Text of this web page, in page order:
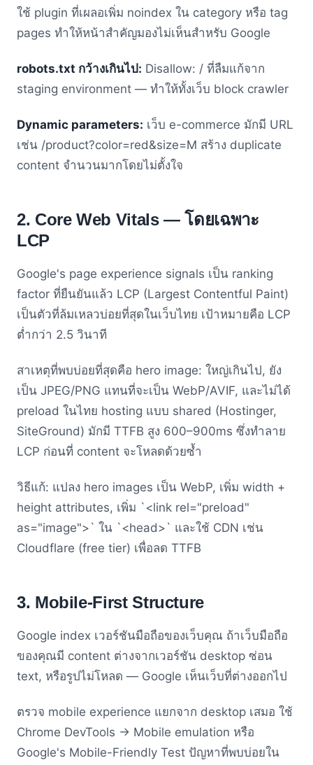
ใช้ plugin ที่เผลอเพิ่ม noindex ใน category หรือ tag
pages ทำให้หน้าสำคัญมองไม่เห็นสำหรับ Google
robots.txt กว้างเกินไป: Disallow: / ที่ลืมแก้จาก
staging environment — ทำให้ทั้งเว็บ block crawler
Dynamic parameters: เว็บ e-commerce มักมี URL
เช่น /product?color=red&size=M สร้าง duplicate
content จำนวนมากโดยไม่ตั้งใจ
2. Core Web Vitals — โดยเฉพาะ
LCP
Google's page experience signals เป็น ranking
factor ที่ยืนยันแล้ว LCP (Largest Contentful Paint)
เป็นตัวที่ล้มเหลวบ่อยที่สุดในเว็บไทย เป้าหมายคือ LCP
ต่ำกว่า 2.5 วินาที
สาเหตุที่พบบ่อยที่สุดคือ hero image: ใหญ่เกินไป, ยัง
เป็น JPEG/PNG แทนที่จะเป็น WebP/AVIF, และไม่ได้
preload ในไทย hosting แบบ shared (Hostinger,
SiteGround) มักมี TTFB สูง 600–900ms ซึ่งทำลาย
LCP ก่อนที่ content จะโหลดด้วยซ้ำ
วิธีแก้: แปลง hero images เป็น WebP, เพิ่ม width +
height attributes, เพิ่ม `<link rel="preload"
as="image">` ใน `<head>` และใช้ CDN เช่น
Cloudflare (free tier) เพื่อลด TTFB
3. Mobile-First Structure
Google index เวอร์ชันมือถือของเว็บคุณ ถ้าเว็บมือถือ
ของคุณมี content ต่างจากเวอร์ชัน desktop ซ่อน
text, หรือรูปไม่โหลด — Google เห็นเว็บที่ต่างออกไป
ตรวจ mobile experience แยกจาก desktop เสมอ ใช้
Chrome DevTools → Mobile emulation หรือ
Google's Mobile-Friendly Test ปัญหาที่พบบ่อยใน